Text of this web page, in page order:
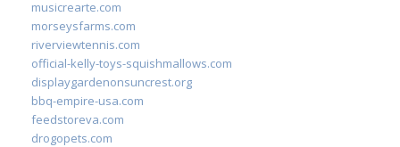
musicrearte.com
morseysfarms.com
riverviewtennis.com
official-kelly-toys-squishmallows.com
displaygardenonsuncrest.org
bbq-empire-usa.com
feedstoreva.com
drogopets.com